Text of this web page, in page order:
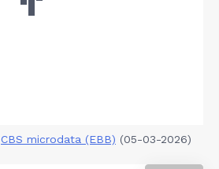
CBS microdata (EBB) (05-03-2026)